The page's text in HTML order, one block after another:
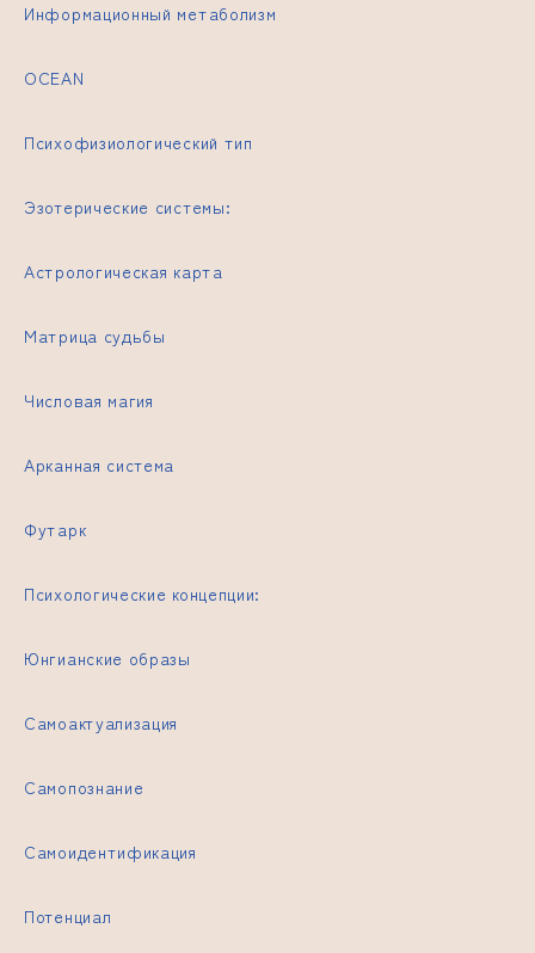
Информационный метаболизм
OCEAN
Психофизиологический тип
Эзотерические системы:
Астрологическая карта
Матрица судьбы
Числовая магия
Арканная система
Футарк
Психологические концепции:
Юнгианские образы
Самоактуализация
Самопознание
Самоидентификация
Потенциал